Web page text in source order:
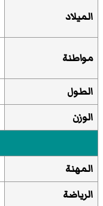
الميلاد
مواطنة
الطول
الوزن
المهنة
الرياضة